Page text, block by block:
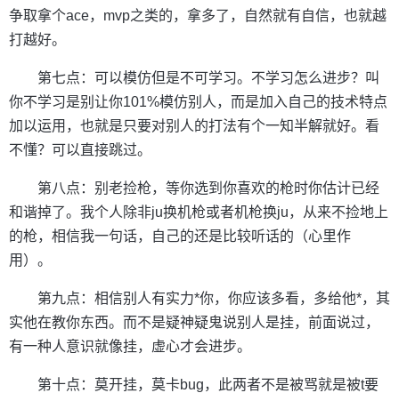
争取拿个ace，mvp之类的，拿多了，自然就有自信，也就越
打越好。
第七点：可以模仿但是不可学习。不学习怎么进步？叫
你不学习是别让你101%模仿别人，而是加入自己的技术特点
加以运用，也就是只要对别人的打法有个一知半解就好。看
不懂？可以直接跳过。
第八点：别老捡枪，等你选到你喜欢的枪时你估计已经
和谐掉了。我个人除非ju换机枪或者机枪换ju，从来不捡地上
的枪，相信我一句话，自己的还是比较听话的（心里作
用）。
第九点：相信别人有实力*你，你应该多看，多给他*，其
实他在教你东西。而不是疑神疑鬼说别人是挂，前面说过，
有一种人意识就像挂，虚心才会进步。
第十点：莫开挂，莫卡bug，此两者不是被骂就是被t要